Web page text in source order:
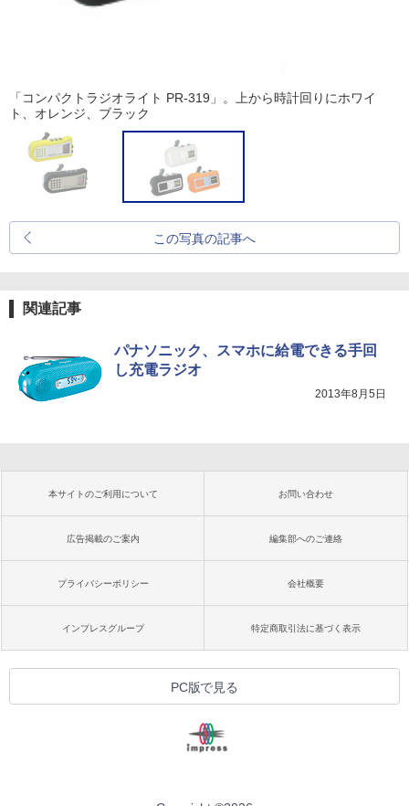
「コンパクトラジオライト PR-319」。上から時計回りにホワイ
ト、オレンジ、ブラック
この写真の記事へ
関連記事
パナソニック、スマホに給電できる手回
し充電ラジオ
2013年8月5日
本サイトのご利用について お問い合わせ
広告掲載のご案内 編集部へのご連絡
プライバシーポリシー 会社概要
インプレスグループ 特定商取引法に基づく表示
PC版で見る